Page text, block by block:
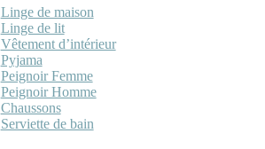
Linge de maison
Linge de lit
Vêtement d’intérieur
Pyjama
Peignoir Femme
Peignoir Homme
Chaussons
Serviette de bain